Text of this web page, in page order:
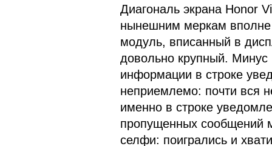
Диагональ экрана Honor
нынешним меркам
модуль, вписанный в
довольно крупный. Минус
информации в строке
неприемлемо: почти вся
именно в строке
пропущенных сообщений
селфи: поигрались и